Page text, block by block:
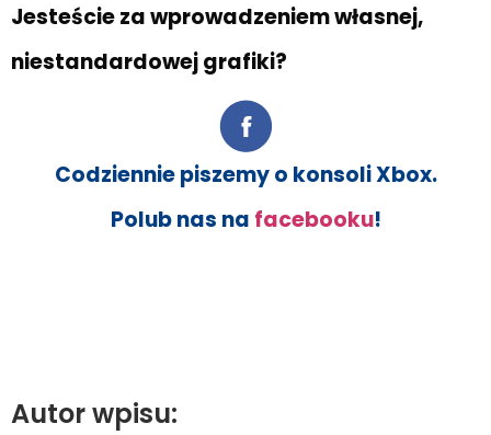
Jesteście za wprowadzeniem własnej,
niestandardowej grafiki?
Codziennie piszemy o konsoli Xbox.
Polub nas na facebooku!
Autor wpisu: